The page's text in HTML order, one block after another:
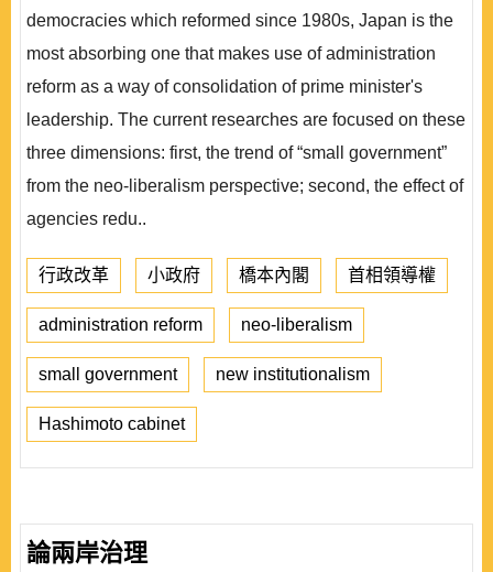
democracies which reformed since 1980s, Japan is the
most absorbing one that makes use of administration
reform as a way of consolidation of prime minister's
leadership. The current researches are focused on these
three dimensions: first, the trend of “small government”
from the neo-liberalism perspective; second, the effect of
agencies redu..
行政改革 小政府 橋本內閣 首相領導權
administration reform neo-liberalism
small government new institutionalism
Hashimoto cabinet
論兩岸治理